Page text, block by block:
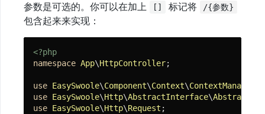
参数是可选的。你可以在加上
[] 标记将 /{参数}
包含起来来实现：
<?php
namespace App\HttpController;
use EasySwoole\Component\Context\ContextManager
use EasySwoole\Http\AbstractInterface\
use EasySwoole\Http\Request